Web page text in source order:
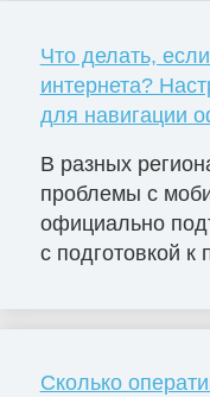
Что делать,
интернета?
для навигации
В разных
проблемы с
официально
с подготовкой
Сколько